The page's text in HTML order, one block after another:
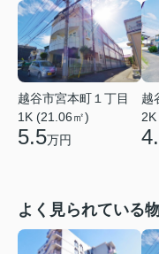
越谷市宮本町１丁目
1K (21.06㎡)
5.5万円
越
よく見られている